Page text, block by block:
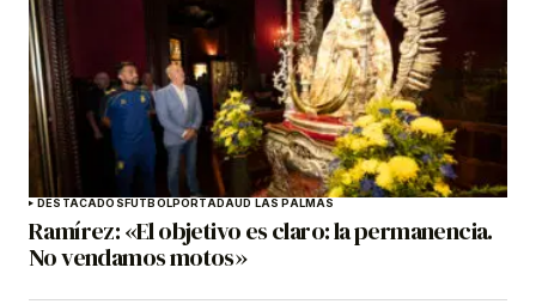
DESTACADOSFÚTBOLPORTADAUD LAS PALMAS
Ramírez: «El objetivo es claro: la permanencia.
No vendamos motos»